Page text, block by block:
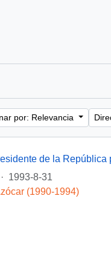
por: Relevancia
· 1993-8-31
(1990-1994)